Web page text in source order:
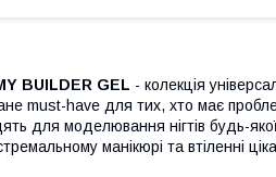
BUILDER GEL - колекція
must-have для тих, хто має
для моделювання нігтів будь-
манікюрі та втіленні